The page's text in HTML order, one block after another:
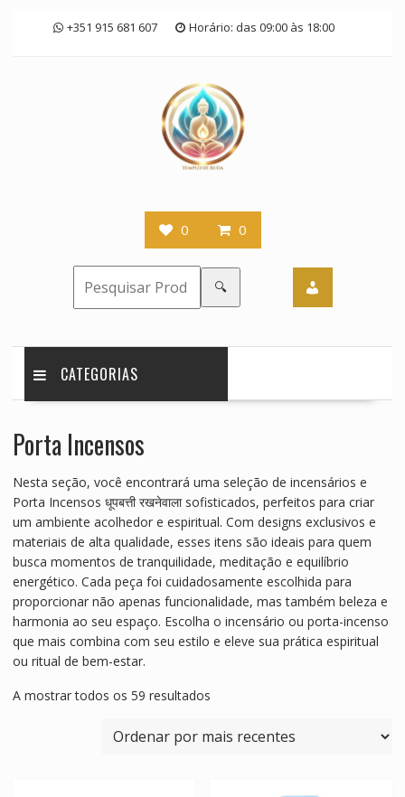
+351 915 681 607 Horário: das 09:00 às 18:00
0 0
🔍
CATEGORIAS
Porta Incensos
Nesta seção, você encontrará uma seleção de incensários e
Porta Incensos धूपबत्ती रखनेवाला sofisticados, perfeitos para criar
um ambiente acolhedor e espiritual. Com designs exclusivos e
materiais de alta qualidade, esses itens são ideais para quem
busca momentos de tranquilidade, meditação e equilíbrio
energético. Cada peça foi cuidadosamente escolhida para
proporcionar não apenas funcionalidade, mas também beleza e
harmonia ao seu espaço. Escolha o incensário ou porta-incenso
que mais combina com seu estilo e eleve sua prática espiritual
ou ritual de bem-estar.
A mostrar todos os 59 resultadosOrdenado
mais